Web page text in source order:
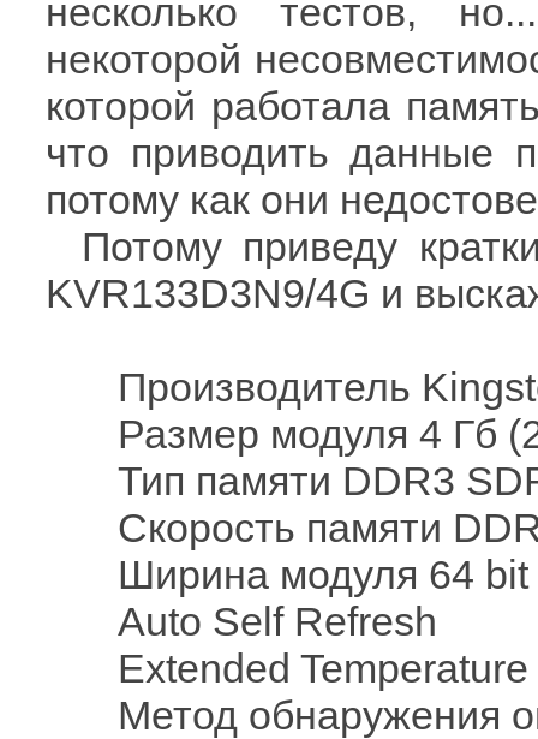
несколько тестов,
некоторой
которой работала
что приводить данные
потому как они
Потому приведу
KVR133D3N9/4G и
Производитель
Размер модуля 4 Гб
Тип памяти DDR3
Скорость памяти
Ширина модуля 64 bit
Auto Self Refresh
Extended
Метод обнаружения